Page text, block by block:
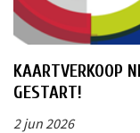
KAARTVERKOOP
GESTART!
2 jun 2026